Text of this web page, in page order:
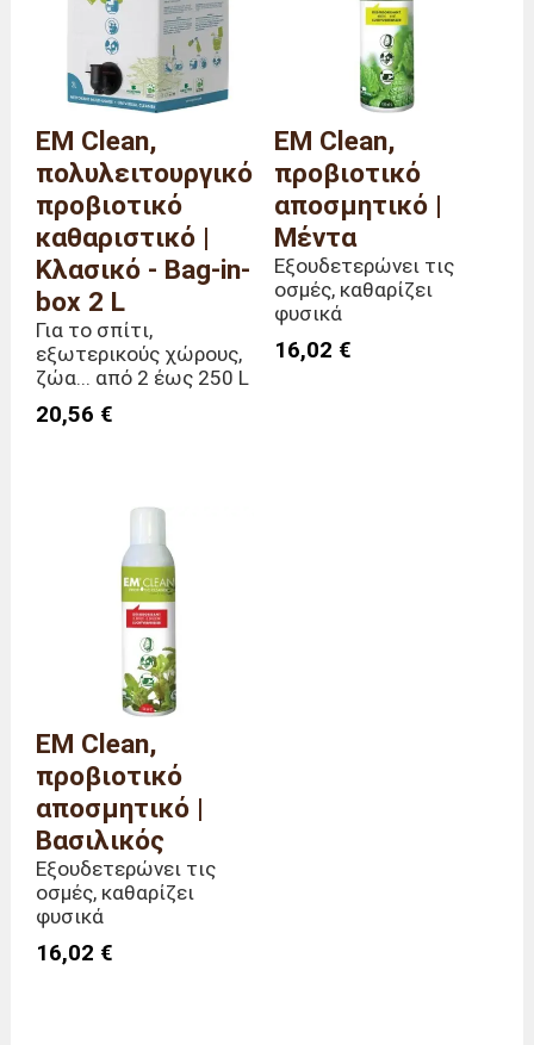
EM Clean,
πολυλειτουργικό
προβιοτικό
καθαριστικό |
Κλασικό - Bag-in-
box 2 L
Για το σπίτι,
εξωτερικούς χώρους,
ζώα... από 2 έως 250 L
20,56 €
EM Clean,
προβιοτικό
αποσμητικό |
Μέντα
Εξουδετερώνει τις
οσμές, καθαρίζει
φυσικά
16,02 €
EM Clean,
προβιοτικό
αποσμητικό |
Βασιλικός
Εξουδετερώνει τις
οσμές, καθαρίζει
φυσικά
16,02 €